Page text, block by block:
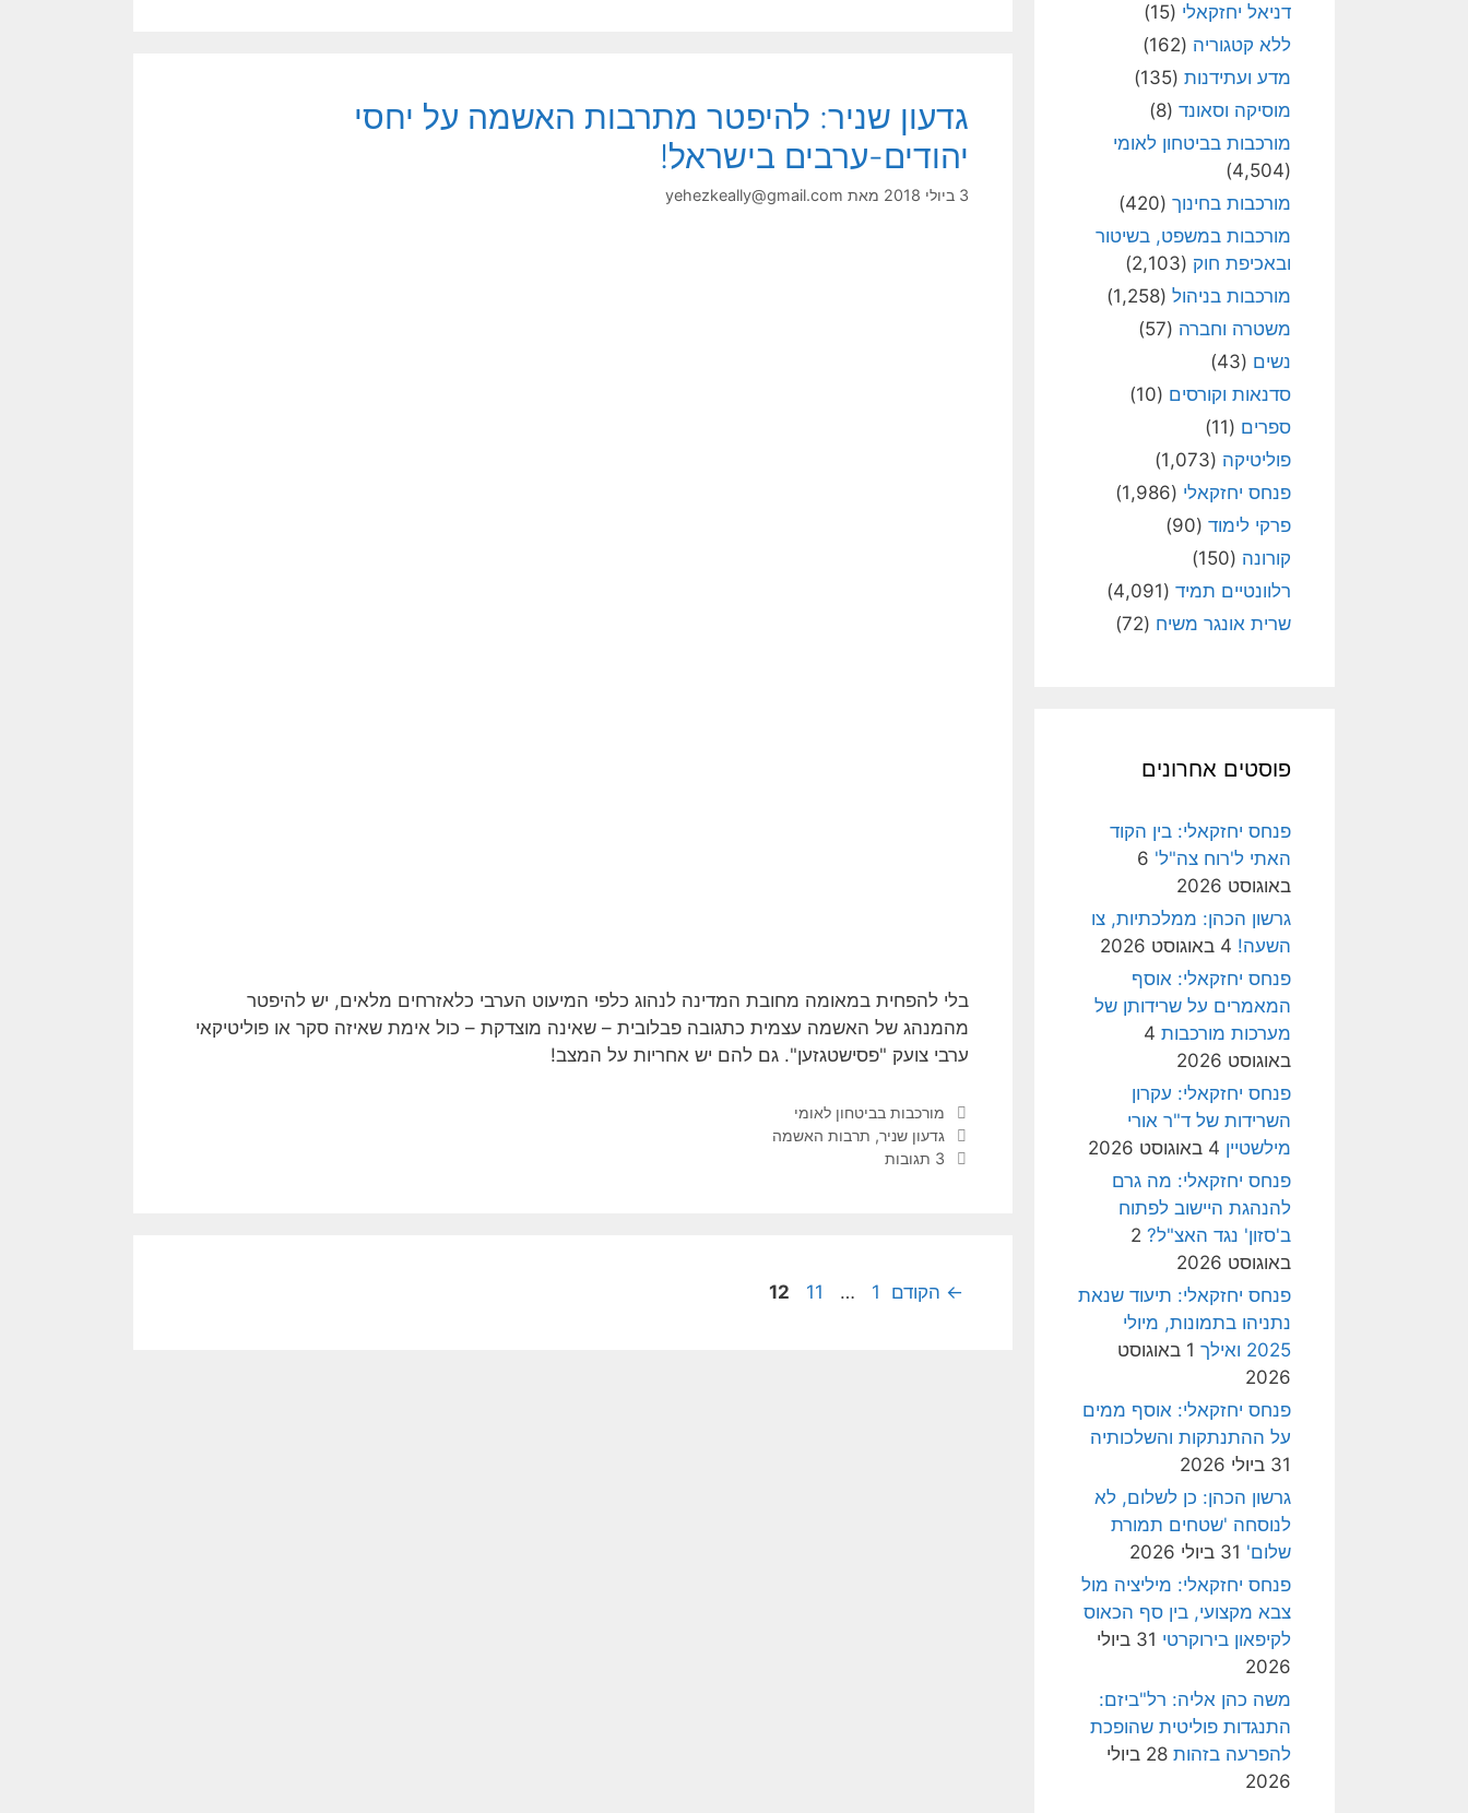
גדעון שניר: להיפטר מתרבות האשמה על יחסי
יהודים-ערבים בישראל!
3 ביולי 2018 מאת yehezkeally@gmail.com
בלי להפחית במאומה מחובת המדינה לנהוג כלפי המיעוט הערבי כלאזרחים מלאים, יש להיפטר
מהמנהג של האשמה עצמית כתגובה פבלובית – שאינה מוצדקת – כול אימת שאיזה סקר או פוליטיקאי
ערבי צועק "פסישטגזען". גם להם יש אחריות על המצב!
קטגוריות
מורכבות בביטחון לאומי
תגיות
גדעון שניר, תרבות האשמה
3 תגובות
← הקודם עמוד
1
… עמוד
11 עמוד
12
דניאל יחזקאלי (15)
ללא קטגוריה (162)
מדע ועתידנות (135)
מוסיקה וסאונד (8)
מורכבות בביטחון לאומי
(4,504)
מורכבות בחינוך (420)
מורכבות במשפט, בשיטור
ובאכיפת חוק (2,103)
מורכבות בניהול (1,258)
משטרה וחברה (57)
נשים (43)
סדנאות וקורסים (10)
ספרים (11)
פוליטיקה (1,073)
פנחס יחזקאלי (1,986)
פרקי לימוד (90)
קורונה (150)
רלוונטיים תמיד (4,091)
שרית אונגר משיח (72)
פוסטים אחרונים
פנחס יחזקאלי: בין הקוד
האתי ל'רוח צה"ל' 6
באוגוסט 2026
גרשון הכהן: ממלכתיות, צו
השעה! 4 באוגוסט 2026
פנחס יחזקאלי: אוסף
המאמרים על שרידותן של
מערכות מורכבות 4
באוגוסט 2026
פנחס יחזקאלי: עקרון
השרידות של ד"ר אורי
מילשטיין 4 באוגוסט 2026
פנחס יחזקאלי: מה גרם
להנהגת היישוב לפתוח
ב'סזון' נגד האצ"ל? 2
באוגוסט 2026
פנחס יחזקאלי: תיעוד שנאת
נתניהו בתמונות, מיולי
2025 ואילך
1 באוגוסט
2026
פנחס יחזקאלי: אוסף ממים
על ההתנתקות והשלכותיה
31 ביולי 2026
גרשון הכהן: כן לשלום, לא
לנוסחה 'שטחים תמורת
שלום' 31 ביולי 2026
פנחס יחזקאלי: מיליציה מול
צבא מקצועי, בין סף הכאוס
לקיפאון בירוקרטי
31 ביולי
2026
משה כהן אליה: רל"ביזם:
התנגדות פוליטית שהופכת
להפרעה בזהות
28 ביולי
2026